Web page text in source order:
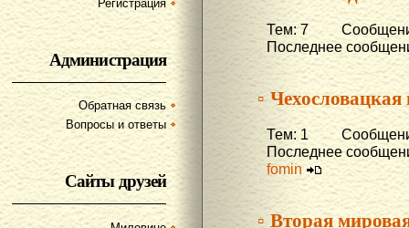
Регистрация
Администрация
Обратная связь
Вопросы и ответы
Сайты друзей
Тем: 7
Последнее
▫
Тем: 1
Последнее
fomin
▫ Вторая